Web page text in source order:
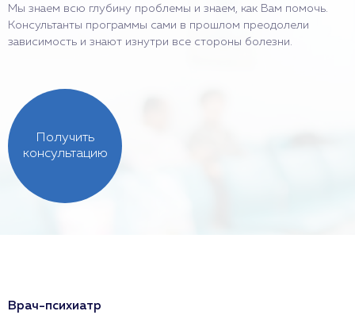
Мы знаем всю глубину проблемы и знаем, как Вам помочь.
Консультанты программы сами в прошлом преодолели
зависимость и знают изнутри все стороны болезни.
Получить
консультацию
Врач-психиатр